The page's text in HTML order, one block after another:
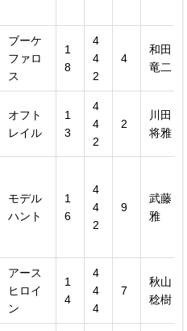
ブーケ
ファロ
ス
1
8
4
4
2
4
和田
竜二
オフト
レイル
1
3
4
4
2
2
川田
将雅
モデル
ハント
1
6
4
4
2
9
武藤
雅
アース
ヒロイ
ン
1
4
4
4
4
7
秋山
稔樹